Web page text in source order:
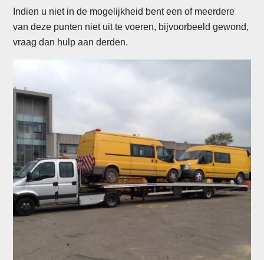
Indien u niet in de mogelijkheid bent een of meerdere
van deze punten niet uit te voeren, bijvoorbeeld gewond,
vraag dan hulp aan derden.